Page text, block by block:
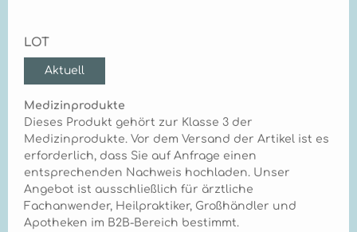
LOTauswählen
Aktuell
Medizinprodukte
Dieses Produkt gehört zur Klasse 3 der
Medizinprodukte. Vor dem Versand der Artikel ist es
erforderlich, dass Sie auf Anfrage einen
entsprechenden Nachweis hochladen. Unser
Angebot ist ausschließlich für ärztliche
Fachanwender, Heilpraktiker, Großhändler und
Apotheken im B2B-Bereich bestimmt.